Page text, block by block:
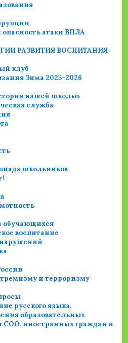
опасность атаки БПЛА
РАЗВИТИЯ ВОСПИТАНИЯ
клуб
Зима 2025-2026
нашей школы»
служба
школьников
обучающихся
воспитание
и терроризму
русского языка,
образовательных
иностранных граждан и